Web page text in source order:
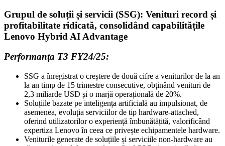
Grupul de soluții și servicii (SSG): Venituri record și
profitabilitate ridicată, consolidând capabilitățile
Lenovo Hybrid AI Advantage
Performanța T3 FY24/25:
SSG a înregistrat o creștere de două cifre a veniturilor de la an
la an timp de 15 trimestre consecutive, obținând venituri de
2,3 miliarde USD și o marjă operațională de 20%.
Soluțiile bazate pe inteligența artificială au impulsionat, de
asemenea, evoluția serviciilor de tip hardware-attached,
oferind utilizatorilor o experiență îmbunătățită, valorificând
expertiza Lenovo în ceea ce privește echipamentele hardware.
Veniturile generate de soluțiile și serviciile non-hardware au